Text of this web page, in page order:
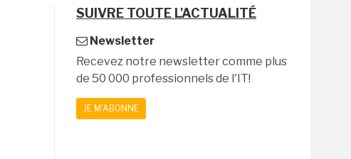
SUIVRE TOUTE L'ACTUALITÉ
Newsletter
Recevez notre newsletter comme plus
de 50 000 professionnels de l'IT!
JE M'ABONNE